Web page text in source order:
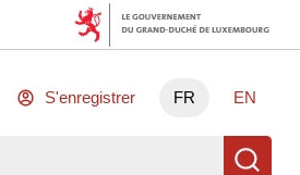
S'enregistrer FR EN